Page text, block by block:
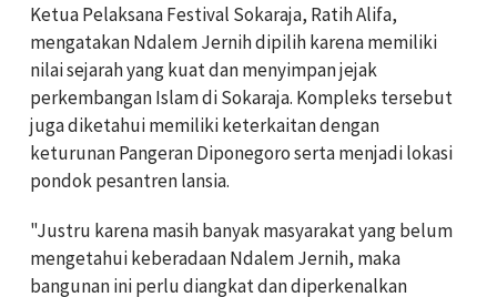
Ketua Pelaksana Festival Sokaraja, Ratih Alifa,
mengatakan Ndalem Jernih dipilih karena memiliki
nilai sejarah yang kuat dan menyimpan jejak
perkembangan Islam di Sokaraja. Kompleks tersebut
juga diketahui memiliki keterkaitan dengan
keturunan Pangeran Diponegoro serta menjadi lokasi
pondok pesantren lansia.
"Justru karena masih banyak masyarakat yang belum
mengetahui keberadaan Ndalem Jernih, maka
bangunan ini perlu diangkat dan diperkenalkan